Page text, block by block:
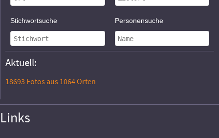
Stichwortsuche Personensuche
Aktuell:
18693 Fotos aus 1064 Orten
Links